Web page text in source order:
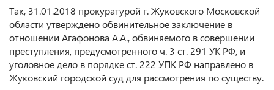
Так, 31.01.2018 прокуратурой г. Жуковского Московской
области утверждено обвинительное заключение в
отношении Агафонова А.А., обвиняемого в совершении
преступления, предусмотренного ч. 3 ст. 291 УК РФ, и
уголовное дело в порядке ст. 222 УПК РФ направлено в
Жуковский городской суд для рассмотрения по существу.